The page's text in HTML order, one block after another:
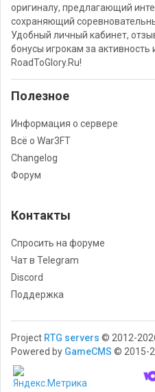
оригиналу, предлагающий
сохраняющий
Удобный личный кабинет,
бонусы игрокам за активность
RoadToGlory.Ru!
Полезное
Информация о сервере
Всё о War3FT
Changelog
Форум
Контакты
Спросить на форуме
Чат в Telegram
Discord
Поддержка
Project RTG servers © 2012-
Powered by GameCMS © 2015-